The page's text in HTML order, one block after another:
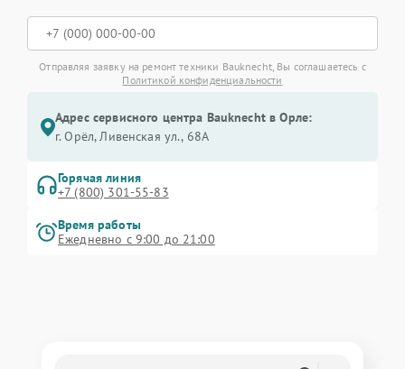
Отправляя заявку на ремонт техники Bauknecht, Вы соглашаетесь с
Политикой конфиденциальности
Адрес сервисного центра Bauknecht в Орле:
г. Орёл, Ливенская ул., 68А
Горячая линия
+7 (800) 301-55-83
Время работы
Ежедневно с 9:00 до 21:00